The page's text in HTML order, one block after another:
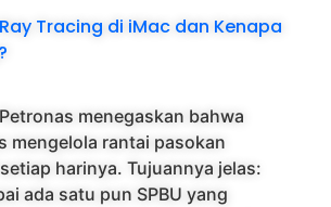
Tracing di iMac dan Kenapa
menegaskan bahwa
mengelola rantai pasokan
harinya. Tujuannya jelas:
ada satu pun SPBU yang